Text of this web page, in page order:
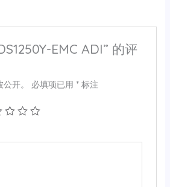
EMC ADI” 的评
开。 必填项已用 *标注